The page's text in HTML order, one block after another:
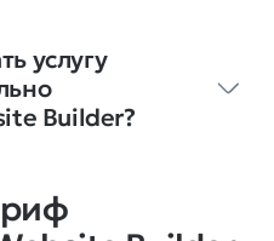
услугу
Builder?